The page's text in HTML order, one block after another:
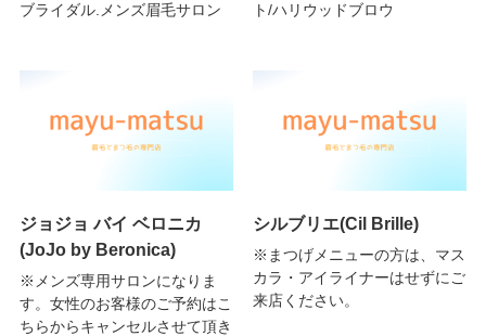
ブライダル.メンズ眉毛サロン
ト/ハリウッドブロウ
ジョジョ バイ ベロニカ
(JoJo by Beronica)
※メンズ専用サロンになりま
す。女性のお客様のご予約はこ
ちらからキャンセルさせて頂き
シルブリエ(Cil Brille)
※まつげメニューの方は、マス
カラ・アイライナーはせずにご
来店ください。